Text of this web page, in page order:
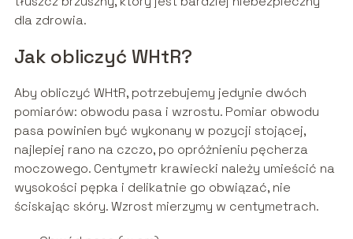
dla zdrowia.
Jak obliczyć WHtR?
Aby obliczyć WHtR, potrzebujemy jedynie dwóch
pomiarów: obwodu pasa i wzrostu. Pomiar obwodu
pasa powinien być wykonany w pozycji stojącej,
najlepiej rano na czczo, po opróżnieniu pęcherza
moczowego. Centymetr krawiecki należy umieścić na
wysokości pępka i delikatnie go obwiązać, nie
ściskając skóry. Wzrost mierzymy w centymetrach.